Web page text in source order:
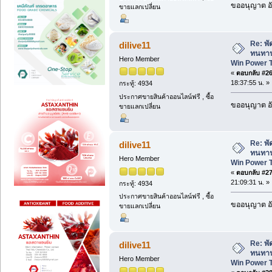
ขายแลกเปลี่ยน
ขออนุญาต
dilive11
Hero Member
กระทู้: 4934
ประกาศขายสินค้าออนไลน์ฟรี , ซื้อ
ขายแลกเปลี่ยน
Re:
ทนทา
Win Power
« ตอบกลับ
18:37:55 น. »
ขออนุญาต
dilive11
Hero Member
กระทู้: 4934
ประกาศขายสินค้าออนไลน์ฟรี , ซื้อ
ขายแลกเปลี่ยน
Re:
ทนทา
Win Power
« ตอบกลับ
21:09:31 น. »
ขออนุญาต
dilive11
Hero Member
Re: พั
ทนทา
Win Power